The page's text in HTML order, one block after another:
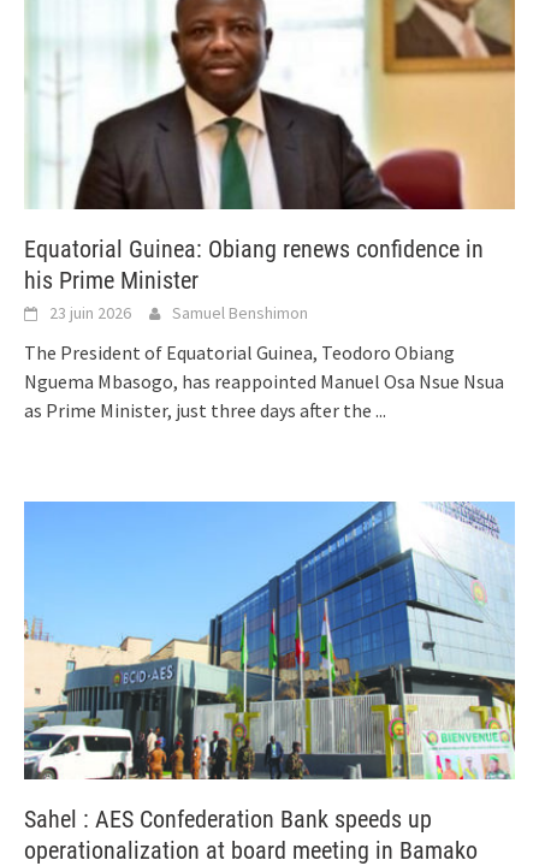
Equatorial Guinea: Obiang renews confidence in
his Prime Minister
23 juin 2026 Samuel Benshimon
The President of Equatorial Guinea, Teodoro Obiang
Nguema Mbasogo, has reappointed Manuel Osa Nsue Nsua
as Prime Minister, just three days after the ...
Sahel : AES Confederation Bank speeds up
operationalization at board meeting in Bamako